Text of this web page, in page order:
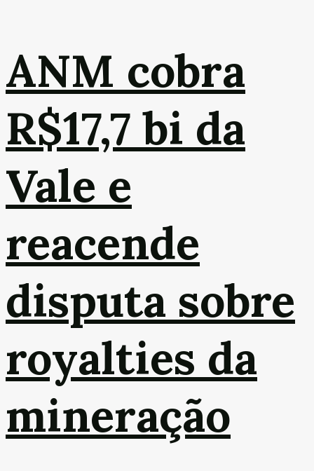
ANM cobra
R$17,7 bi da
Vale e
reacende
disputa sobre
royalties da
mineração